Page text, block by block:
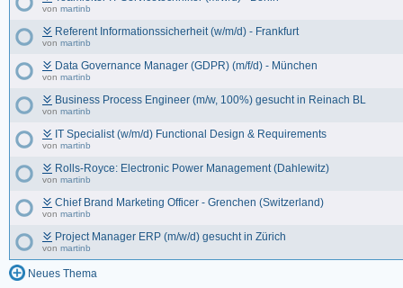
von martinb
Referent Informationssicherheit (w/m/d) - Frankfurt
von martinb
Data Governance Manager (GDPR) (m/f/d) - München
von martinb
Business Process Engineer (m/w, 100%) gesucht in Reinach BL
von martinb
IT Specialist (w/m/d) Functional Design & Requirements
von martinb
Rolls-Royce: Electronic Power Management (Dahlewitz)
von martinb
Chief Brand Marketing Officer - Grenchen (Switzerland)
von martinb
Project Manager ERP (m/w/d) gesucht in Zürich
von martinb
Neues Thema